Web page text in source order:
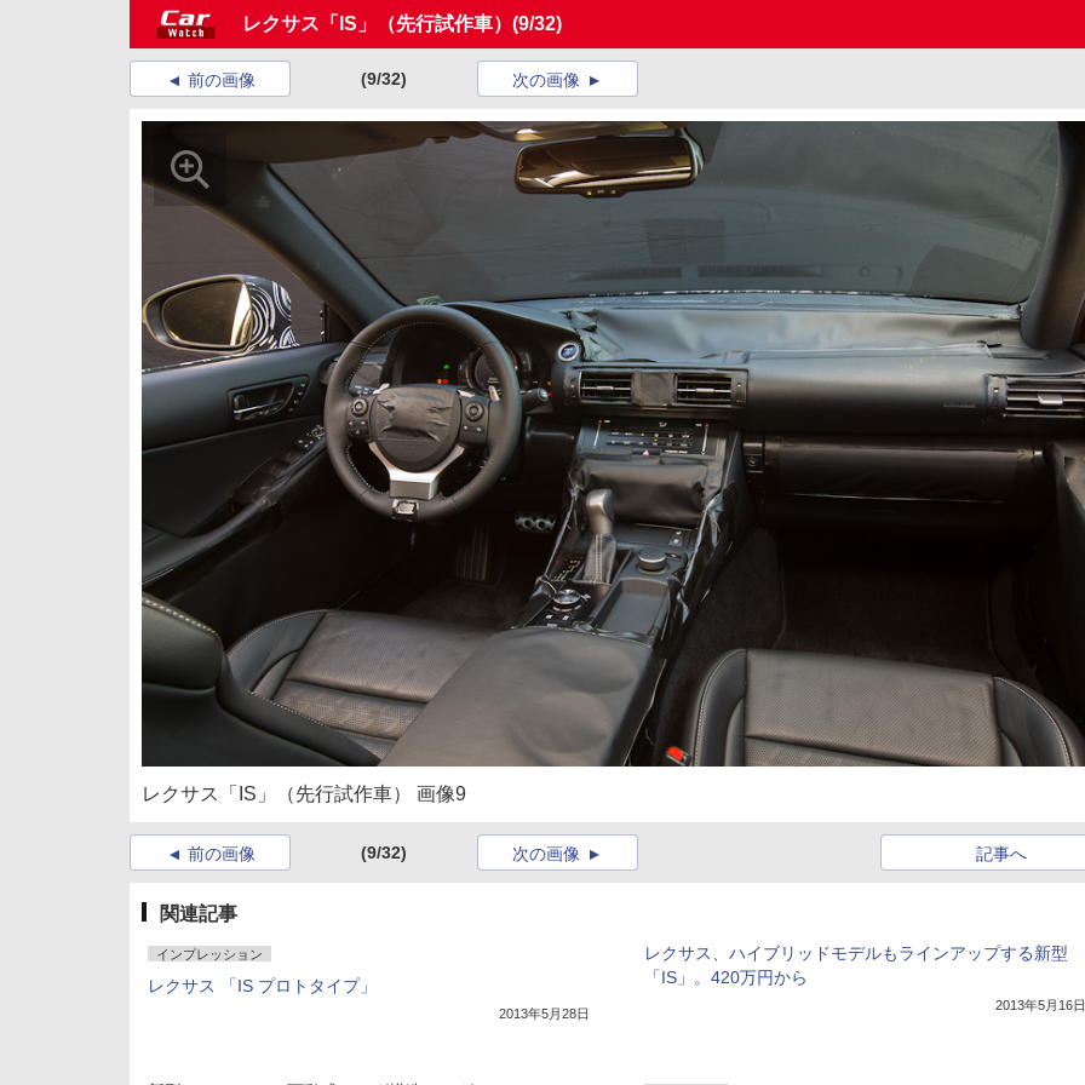
レクサス「IS」（先行試作車） (9/32)
前の画像 (9/32) 次の画像
レクサス「IS」（先行試作車） 画像9
前の画像 (9/32) 記事へ
次の画像
関連記事
インプレッション
レクサス 「IS プロトタイプ」
2013年5月28日
レクサス、ハイブリッドモデルもラインアップする新型
「IS」。420万円から
2013年5月16日